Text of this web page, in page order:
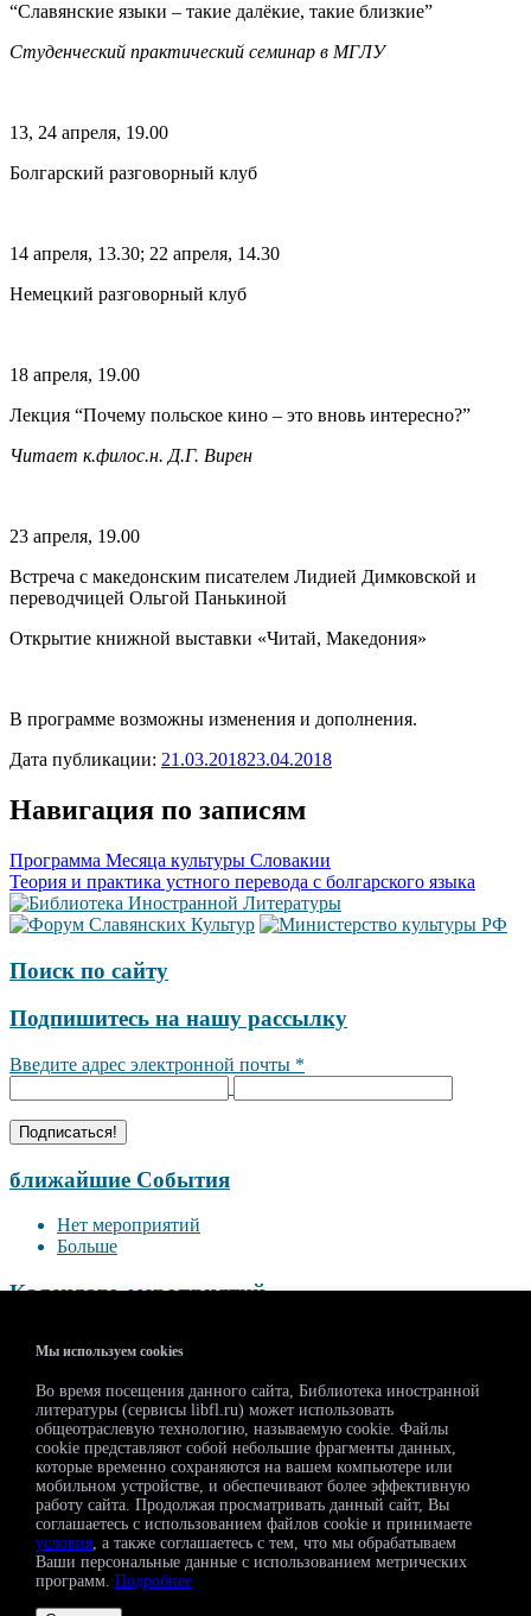
“Славянские языки – такие далёкие, такие близкие”
Студенческий практический семинар в МГЛУ
13, 24 апреля, 19.00
Болгарский разговорный клуб
14 апреля, 13.30; 22 апреля, 14.30
Немецкий разговорный клуб
18 апреля, 19.00
Лекция “Почему польское кино – это вновь интересно?”
Читает к.филос.н. Д.Г. Вирен
23 апреля, 19.00
Встреча с македонским писателем Лидией Димковской и
переводчицей Ольгой Панькиной
Открытие книжной выставки «Читай, Македония»
В программе возможны изменения и дополнения.
Дата публикации: 21.03.201823.04.2018
Навигация по записям
Программа Месяца культуры Словакии
Теория и практика устного перевода с болгарского языка
Поиск по сайту
Подпишитесь на нашу рассылку
Введите адрес электронной почты *
ближайшие События
Нет мероприятий
Больше
Календарь мероприятий
Август 2026
>>
28 29 30 31 1
2
4 5 6 7 8
9
11 12 13 14 15 16
18 19 20 21 22 23
25 26 27 28 29 30
1 2 3 4 5 6
Регистрация на мероприятия
Мы используем cookies
Во время посещения данного сайта, Библиотека иностранной
литературы (сервисы libfl.ru) может использовать
общеотраслевую технологию, называемую cookie. Файлы
cookie представляют собой небольшие фрагменты данных,
которые временно сохраняются на вашем компьютере или
мобильном устройстве, и обеспечивают более эффективную
работу сайта. Продолжая просматривать данный сайт, Вы
соглашаетесь с использованием файлов cookie и принимаете
условия, а также соглашаетесь с тем, что мы обрабатываем
Ваши персональные данные с использованием метрических
программ. Подробнее